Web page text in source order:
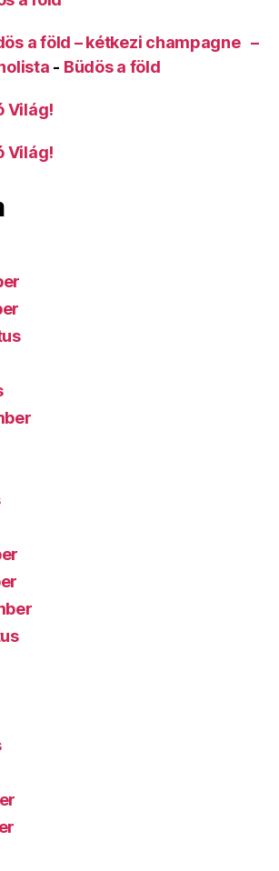
a föld – kétkezi champagne –
- Büdös a föld
Világ!
Világ!